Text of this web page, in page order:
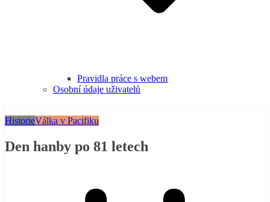
Pravidla práce s webem
Osobní údaje uživatelů
HistorieVálka v Pacifiku
Den hanby po 81 letech